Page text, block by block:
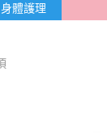
身體護理